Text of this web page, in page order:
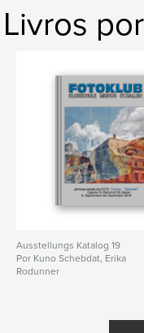
Livros
Ausstellungs Katalog 19
Por Kuno Schebdat, Erika
Rodunner